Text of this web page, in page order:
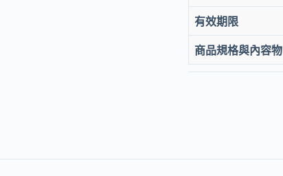
有效期限
商品規格與內容物